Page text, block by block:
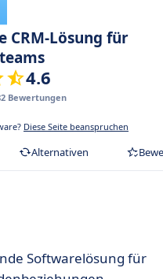
CRM-Lösung für
4.6
Bewertungen
Diese Seite beanspruchen
Alternativen
Softwarelösung für